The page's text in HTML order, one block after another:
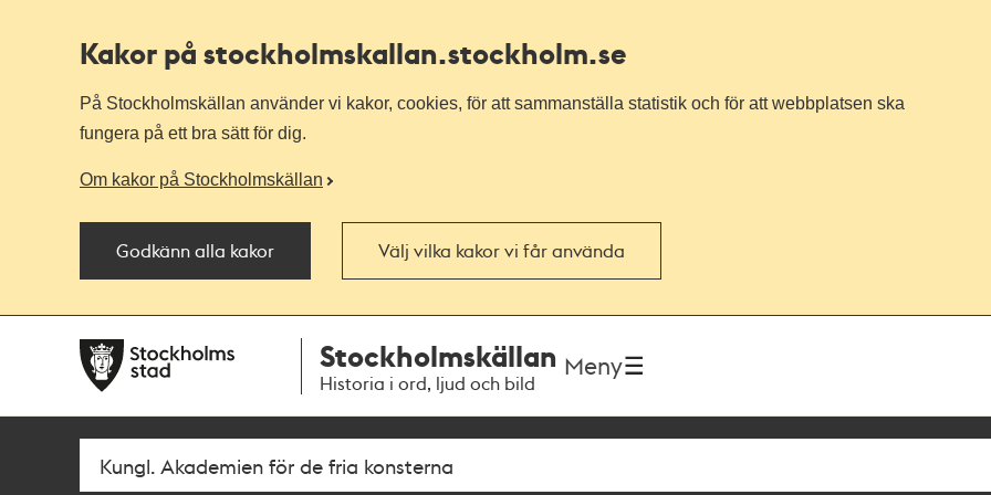
Kakor på stockholmskallan.stockholm.se
På Stockholmskällan använder vi kakor, cookies, för att sammanställa statistik och för att webbplatsen ska
fungera på ett bra sätt för dig.
Om kakor på Stockholmskällan
Godkänn alla kakor Välj vilka kakor vi får använda
navigationen
huvudinnehållet
Stockholmskällan
Historia i ord, ljud och bild
Meny
Sök